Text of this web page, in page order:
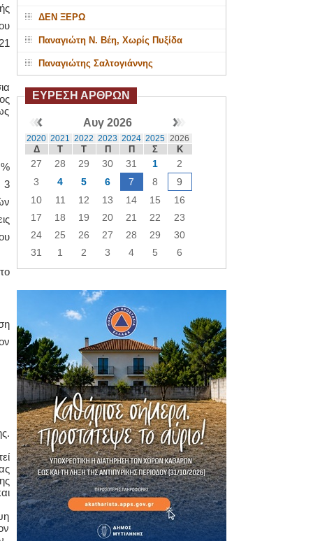
3
ΔΕΝ ΞΕΡΩ
Παναγιώτη Ν. Βέη, Χωρίς Πυξίδα
Παναγιώτης Σαλτογιάννης
ΕΥΡΕΣΗ ΑΡΘΡΩΝ
Αυγ 2026
2020 2021 2022 2023 2024 2025 2026
Δ Τ Τ Π Π Σ Κ
27 28 29 30 31 1
2
3
4 5 6 7 8
9
10
11 12 13 14 15
16
17
18 19 20 21 22
23
24
25 26 27 28 29
30
31
1 2 3 4 5 6